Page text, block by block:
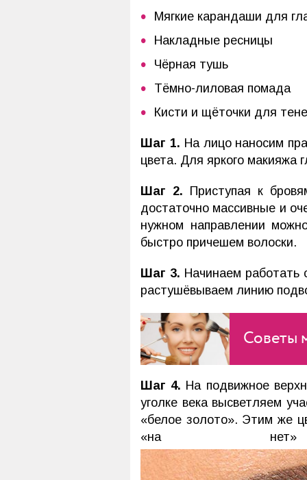
Мягкие карандаши для
Накладные ресницы
Чёрная тушь
Тёмно-лиловая помада
Кисти и щёточки для
Шаг 1. На лицо наносим
цвета. Для яркого макияжа
Шаг 2. Приступая к
достаточно массивные и
нужном направлении
быстро причешем волоски.
Шаг 3. Начинаем работать
растушёвываем линию
Советы
Шаг 4. На подвижное
уголке века высветляем
«белое золото». Этим же
«на